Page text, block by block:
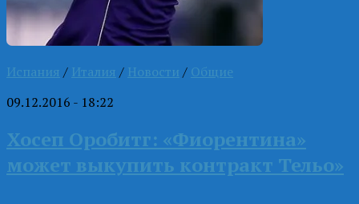
Испания / Италия / Новости / Общие
09.12.2016 - 18:22
Хосеп Оробитг: «Фиорентина»
может выкупить контракт Тельо»